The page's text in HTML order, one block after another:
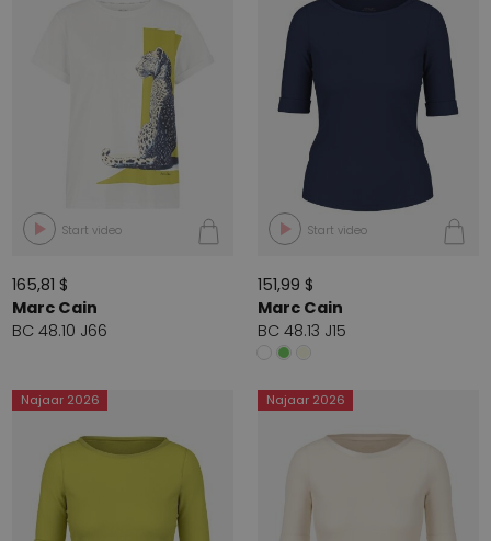
Start video
165,81 $
Marc Cain
BC 48.10 J66
Start video
151,99 $
Marc Cain
BC 48.13 J15
Najaar 2026 Najaar 2026